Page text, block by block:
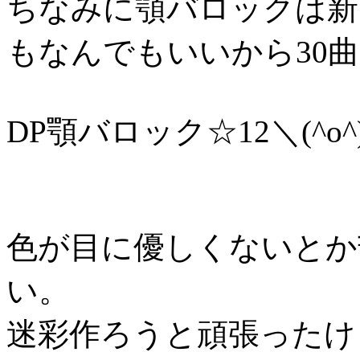
ちなみに顎バロックは
もなんでもいいから30
DP顎バロック☆12＼
色が目に優しくないと
い。
迷彩作ろうと頑張った